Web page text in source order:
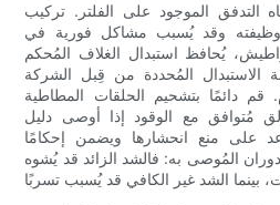
التدفق الموجود على الفلتر. تركيب
وقد يُسبب مشاكل فورية في
يُحافظ استبدال الغلاف المُحكم
الاستبدال المُحددة من قِبل الشركة
قم دائمًا بتشحيم الحلقات المطاطية
مُتوافق مع الوقود إذا أوصى دليل
على منع انحشارها ويضمن إحكامًا
المُوصى به: فالشد الزائد قد يُشوه